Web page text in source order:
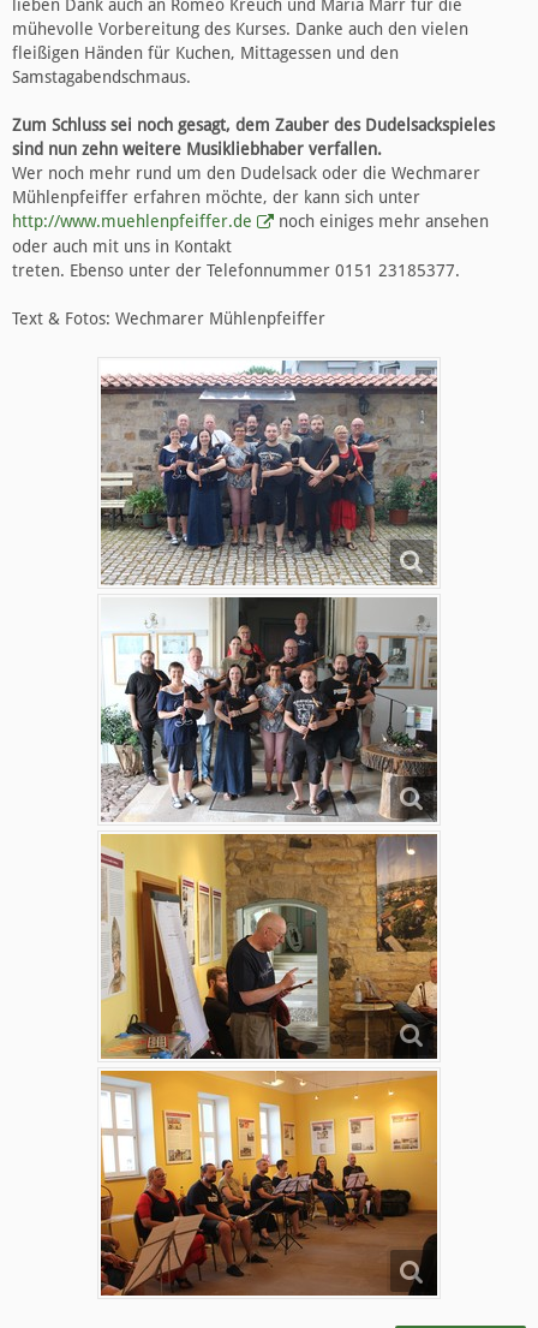
lieben Dank auch an Romeo Kreuch und Maria Marr für die
mühevolle Vorbereitung des Kurses. Danke auch den vielen
fleißigen Händen für Kuchen, Mittagessen und den
Samstagabendschmaus.
Zum Schluss sei noch gesagt, dem Zauber des Dudelsackspieles
sind nun zehn weitere Musikliebhaber verfallen.
Wer noch mehr rund um den Dudelsack oder die Wechmarer
Mühlenpfeiffer erfahren möchte, der kann sich unter
http://www.muehlenpfeiffer.de
noch einiges mehr ansehen
oder auch mit uns in Kontakt
treten. Ebenso unter der Telefonnummer 0151 23185377.
Text & Fotos: Wechmarer Mühlenpfeiffer